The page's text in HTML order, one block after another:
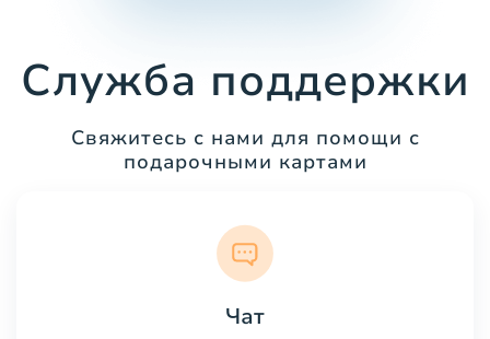
Служба поддержки
Свяжитесь с нами для помощи с
подарочными картами
Чат